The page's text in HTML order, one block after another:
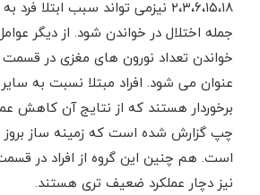
۲،۳،۶،۱۵،۱۸ نیزمی تواند سبب ابتلا
جمله اختلال در خواندن شود. از دیگر
خواندن تعداد نورون های مغزی در قسمت
عنوان می شود. افراد مبتلا نسبت به
برخوردار هستند که از نتایج آن کاهش
چپ گزارش شده است که زمینه ساز بروز
است. هم چنین این گروه از افراد در
نیز دچار عملکرد ضعیف تری هستند.